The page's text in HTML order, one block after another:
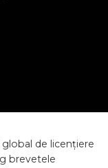
de licențiere
brevetele